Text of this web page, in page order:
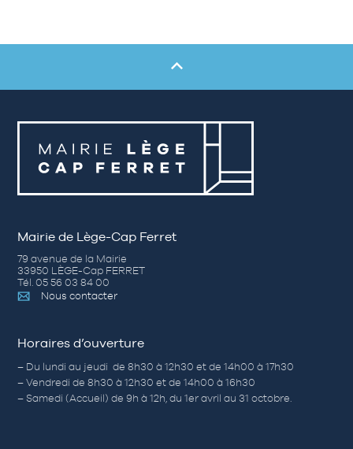
Mairie de Lège-Cap Ferret
79 avenue de la Mairie
33950 LÈGE-Cap FERRET
Tél. 05 56 03 84 00
Nous contacter
Horaires d’ouverture
– Du lundi au jeudi de 8h30 à 12h30 et de 14h00 à 17h30
– Vendredi de 8h30 à 12h30 et de 14h00 à 16h30
– Samedi (Accueil) de 9h à 12h, du 1er avril au 31 octobre.